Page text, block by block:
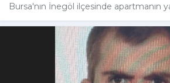
Bursa'nın İnegöl ilçesinde apartmanın